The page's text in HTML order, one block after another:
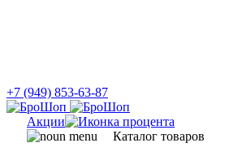
+7 (949) 853-63-87
Акции
Каталог товаров